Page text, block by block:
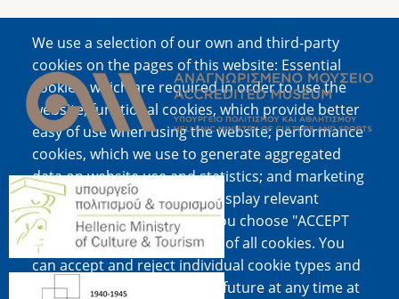
We use a selection of our own and third-party
cookies on the pages of this website: Essential
cookies, which are required in order to use the
website; functional cookies, which provide better
easy of use when using the website; performance
cookies, which we use to generate aggregated
data on website use and statistics; and marketing
cookies, which are used to display relevant
content and advertising. If you choose "ACCEPT
ALL", you consent to the use of all cookies. You
can accept and reject individual cookie types and
revoke your consent for the future at any time at
Image
Image
Image